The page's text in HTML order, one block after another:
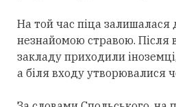
На той час піца залишалася
незнайомою стравою. Після
закладу приходили
а біля входу утворювалися